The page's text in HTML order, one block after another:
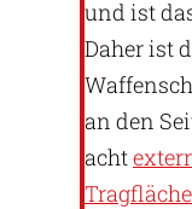
und ist
Daher ist
an den
acht
Tragfläche